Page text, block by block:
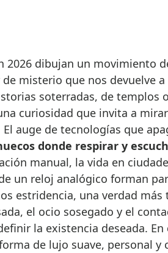
misterio que nos devuelve a
soterradas, de templos
curiosidad que invita a
auge de tecnologías que
donde respirar y
manual, la vida en
un reloj analógico forman
estridencia, una verdad más
el ocio sosegado y el
la existencia deseada. En
de lujo suave, personal y